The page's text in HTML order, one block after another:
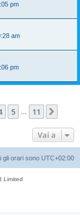
pm
am
pm
5 11
Vai a
gli orari sono UTC+02:00
Limited